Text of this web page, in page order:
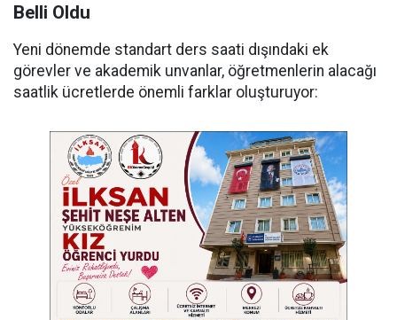
Belli Oldu
Yeni dönemde standart ders saati dışındaki ek
görevler ve akademik unvanlar, öğretmenlerin alacağı
saatlik ücretlerde önemli farklar oluşturuyor: